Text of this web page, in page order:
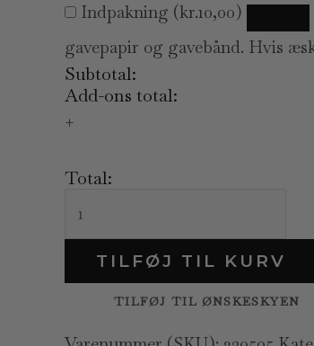
Indpakning (kr.10,00)
gavepapir og gavebånd. Hvis
Subtotal:
Add-ons total:
+
Total:
TILFØJ TIL KURV
TILFØJ TIL ØNSKESKYEN